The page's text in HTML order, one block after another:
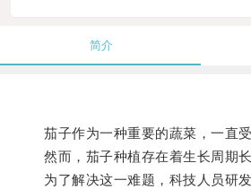
简介
茄子作为一种重要的蔬菜，一直受
然而，茄子种植存在着生长周期长
为了解决这一难题，科技人员研发